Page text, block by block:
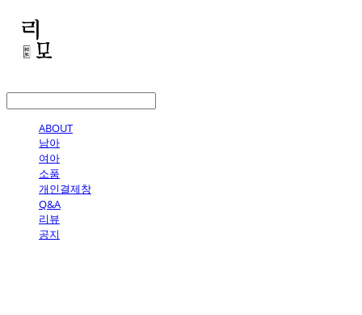
ABOUT
남아
여아
소품
개인결제창
Q&A
리뷰
공지